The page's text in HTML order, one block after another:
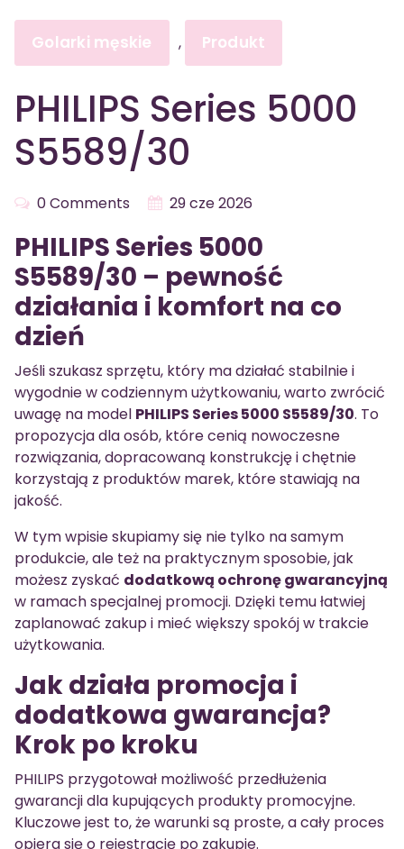
Golarki męskie , Produkt
PHILIPS Series 5000
S5589/30
0 Comments 29 cze 2026
PHILIPS Series 5000
S5589/30 – pewność
działania i komfort na co
dzień
Jeśli szukasz sprzętu, który ma działać stabilnie i
wygodnie w codziennym użytkowaniu, warto zwrócić
uwagę na model PHILIPS Series 5000 S5589/30. To
propozycja dla osób, które cenią nowoczesne
rozwiązania, dopracowaną konstrukcję i chętnie
korzystają z produktów marek, które stawiają na
jakość.
W tym wpisie skupiamy się nie tylko na samym
produkcie, ale też na praktycznym sposobie, jak
możesz zyskać dodatkową ochronę gwarancyjną
w ramach specjalnej promocji. Dzięki temu łatwiej
zaplanować zakup i mieć większy spokój w trakcie
użytkowania.
Jak działa promocja i
dodatkowa gwarancja?
Krok po kroku
PHILIPS przygotował możliwość przedłużenia
gwarancji dla kupujących produkty promocyjne.
Kluczowe jest to, że warunki są proste, a cały proces
opiera się o rejestrację po zakupie.